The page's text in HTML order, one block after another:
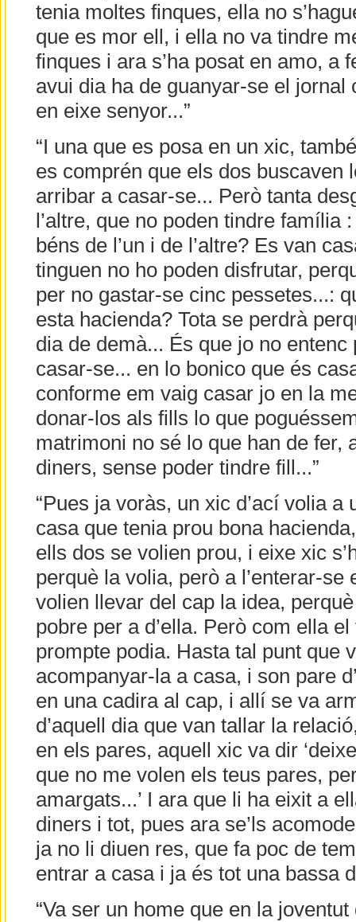
tenia moltes finques, ella no
que es mor ell, i ella no va tindre
finques i ara s’ha posat en amo, a
avui dia ha de guanyar-se el jornal
en eixe senyor...”
“I una que es posa en un xic,
es comprén que els dos buscaven
arribar a casar-se... Però tanta
l’altre, que no poden tindre família
béns de l’un i de l’altre? Es van
tinguen no ho poden disfrutar,
per no gastar-se cinc pessetes...:
esta hacienda? Tota se perdrà
dia de demà... És que jo no entenc
casar-se... en lo bonico que és
conforme em vaig casar jo en la
donar-los als fills lo que
matrimoni no sé lo que han de fer,
diners, sense poder tindre fill...”
“Pues ja voràs, un xic d’ací volia a
casa que tenia prou bona
ells dos se volien prou, i eixe xic
perquè la volia, però a l’enterar-se
volien llevar del cap la idea,
pobre per a d’ella. Però com ella
prompte podia. Hasta tal punt que
acompanyar-la a casa, i son pare
en una cadira al cap, i allí se va
d’aquell dia que van tallar la
en els pares, aquell xic va dir
que no me volen els teus pares,
amargats...’ I ara que li ha eixit a
diners i tot, pues ara se’ls
ja no li diuen res, que fa poc de
entrar a casa i ja és tot una bassa
“Va ser un home que en la joventut